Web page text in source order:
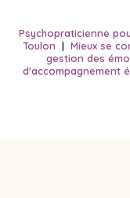
Psychopraticienne
Toulon | Mieux se
gestion des
d'accompagnement